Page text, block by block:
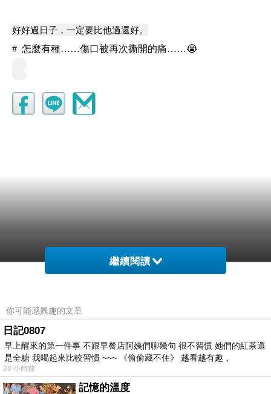
好好過日子，一定要比他過還好。
# 怎麼有種……傷口被再次撕開的痛……😭
繼續閱讀
你可能感興趣的文章
日記0807
早上醒來的第一件事 不跟早餐店阿姨們聊幾句 很不習慣 她們的紅茶還
是全糖 我喝起來比較習慣 ~~~ 《偷偷藏不住》 越看越有趣，
20 小時前
記憶的溫度